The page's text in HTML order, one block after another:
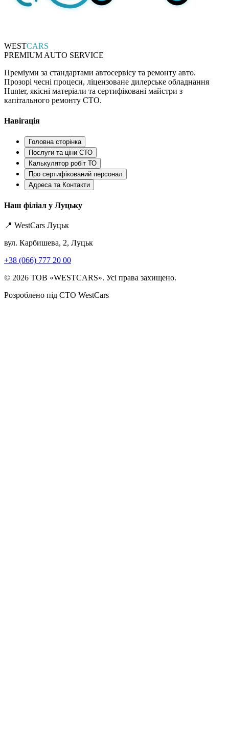
WESTCARS
PREMIUM AUTO SERVICE
Преміуми за стандартами автосервісу та ремонту авто.
Прозорі чесні процеси, ліцензоване дилерське обладнання
Hunter, якісні матеріали та сертифіковані майстри з
капітального ремонту СТО.
Навігація
Головна сторінка
Послуги та ціни СТО
Калькулятор робіт ТО
Про сертифікований персонал
Адреса та Контакти
Наш філіал у Луцьку
📍 WestCars Луцьк
вул. Карбишева, 2, Луцьк
+38 (066) 777 20 00
© 2026 ТОВ «WESTCARS». Усі права захищено.
Розроблено під СТО WestCars